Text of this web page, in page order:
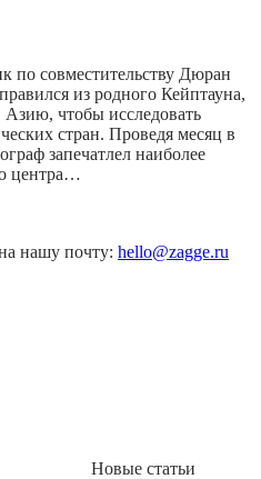
по совместительству Дюран
из родного Кейптауна,
чтобы исследовать
стран. Проведя месяц в
запечатлел наиболее
центра…
нашу почту: hello@zagge.ru
Новые статьи